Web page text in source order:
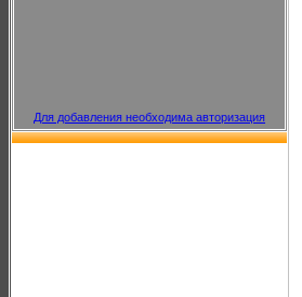
Для добавления необходима авторизация